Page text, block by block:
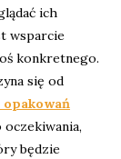
ich
wsparcie
konkretnego.
się od
będzie